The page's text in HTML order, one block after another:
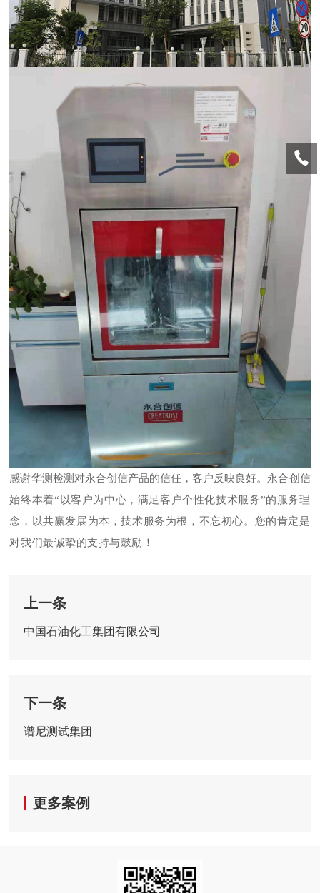
感谢华测检测对永合创信产品的信任，客户反映良好。永合创信
始终本着“以客户为中心，满足客户个性化技术服务”的服务理
念，以共赢发展为本，技术服务为根，不忘初心。您的肯定是
对我们最诚挚的支持与鼓励！
上一条
中国石油化工集团有限公司
下一条
谱尼测试集团
更多案例